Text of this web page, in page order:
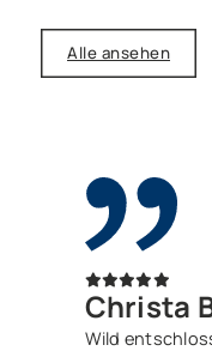
Alle ansehen
Christa
Wild